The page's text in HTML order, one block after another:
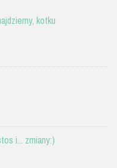
kotku
i... zmiany:)